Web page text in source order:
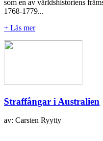
som en av världshistoriens
1768-1779...
+ Läs mer
Straffångar i Australien
av: Carsten Ryytty